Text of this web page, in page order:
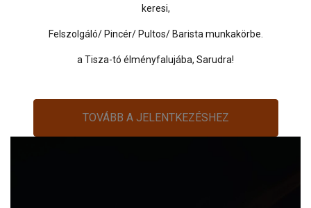
keresi,
Felszolgáló/ Pincér/ Pultos/ Barista munkakörbe.
a Tisza-tó élményfalujába, Sarudra!
TOVÁBB A JELENTKEZÉSHEZ